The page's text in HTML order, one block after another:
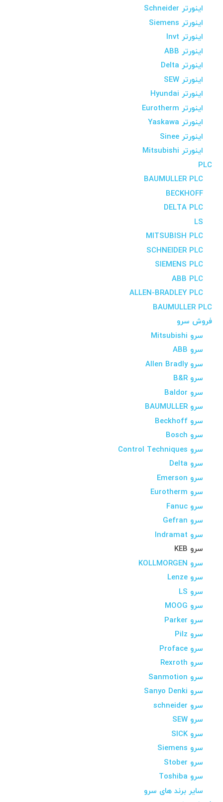
اینورتر Schneider
اینورتر Siemens
اینورتر Invt
اینورتر ABB
اینورتر Delta
اینورتر SEW
اینورتر Hyundai
اینورتر Eurotherm
اینورتر Yaskawa
اینورتر Sinee
اینورتر Mitsubishi
PLC
BAUMULLER PLC
BECKHOFF
DELTA PLC
LS
MITSUBISH PLC
SCHNEIDER PLC
SIEMENS PLC
ABB PLC
ALLEN-BRADLEY PLC
BAUMULLER PLC
فروش سرو
سرو Mitsubishi
سرو ABB
سرو Allen Bradly
سرو B&R
سرو Baldor
سرو BAUMULLER
سرو Beckhoff
سرو Bosch
سرو Control Techniques
سرو Delta
سرو Emerson
سرو Eurotherm
سرو Fanuc
سرو Gefran
سرو Indramat
سرو KEB
سرو KOLLMORGEN
سرو Lenze
سرو LS
سرو MOOG
سرو Parker
سرو Pilz
سرو Proface
سرو Rexroth
سرو Sanmotion
سرو Sanyo Denki
سرو schneider
سرو SEW
سرو SICK
سرو Siemens
سرو Stober
سرو Toshiba
سایر برند های سرو